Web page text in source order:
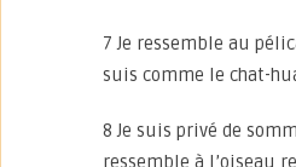
7 Je ressemble au
suis comme le chat-
8 Je suis privé de
ressemble à l’oiseau